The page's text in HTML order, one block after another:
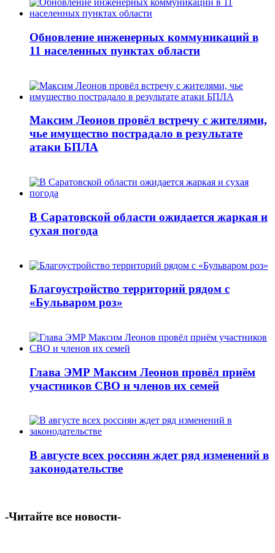
Обновление инженерных коммуникаций в
11 населенных пунктах области
Максим Леонов провёл встречу с жителями,
чье имущество пострадало в результате
атаки БПЛА
В Саратовской области ожидается жаркая и
сухая погода
Благоустройство территорий рядом с
«Бульваром роз»
Глава ЭМР Максим Леонов провёл приём
участников СВО и членов их семей
В августе всех россиян ждет ряд изменений в
законодательстве
-Читайте все новости-